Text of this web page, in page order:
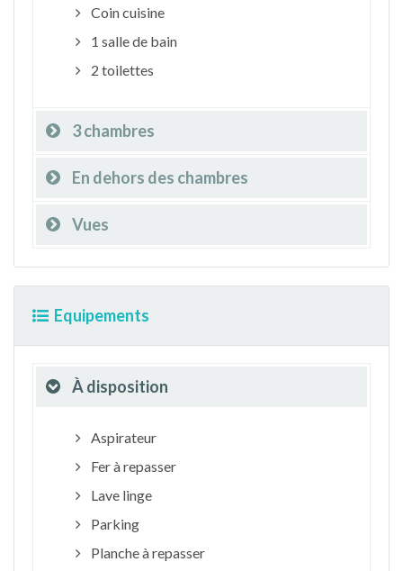
Coin cuisine
1 salle de bain
2 toilettes
3 chambres
En dehors des chambres
Vues
Equipements
À disposition
Aspirateur
Fer à repasser
Lave linge
Parking
Planche à repasser